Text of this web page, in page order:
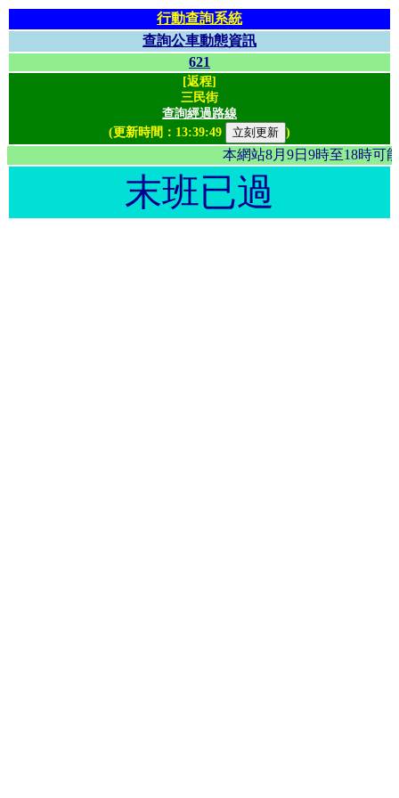
行動查詢系統
查詢公車動態資訊
621
[返程]
三民街
查詢經過路線
(更新時間： 13:39:49 )
本網站8月9日9時至18
末班已過